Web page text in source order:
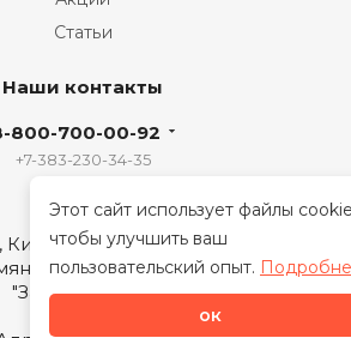
Этот сайт использует файлы
чтобы улучшить ваш
пользовательский опыт.
ок
Статьи
Наши контакты
800-700-00-92
+7-383-230-34-35
Офис-шоурум:
шоссе, 22 км., стр. 1,
Корпус Г, локация
"Загородный дом"